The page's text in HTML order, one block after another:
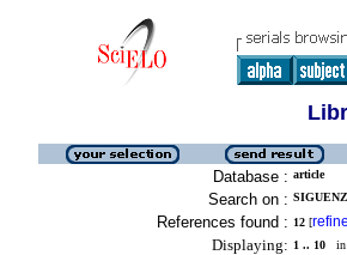
Database : article
Search on :
References found : 12 [
Displaying: 1 .. 10 in